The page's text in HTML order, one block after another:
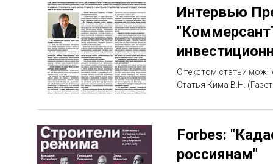
Интервью
C текстом статьи
Статья Кима В.Н.
Forbes:
россиянам"